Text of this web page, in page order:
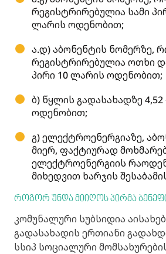
რეგისტრირებულია სამი
ლარის ოდენობით;
ა.დ) აბონენტის ნომერზე,
რეგისტრირებულია ოთხი
პირი 10 ლარის ოდენობით;
ბ) წყლის გადასახადზე
ოდენობით;
გ) ელექტროენერგიაზე,
მიერ, ფაქტიურად
ელექტროენერგიის
მიხედვით ხარჯის
როგორ უნდა მიიღოს პირმა
კომუნალური სუბსიდია
გადასახადის ერთიანი
სსიპ სოციალური